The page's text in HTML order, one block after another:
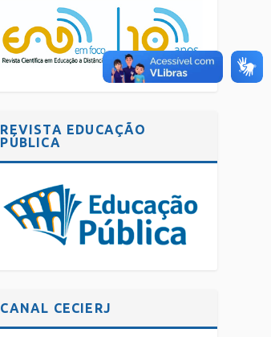
REVISTA EDUCAÇÃO
PÚBLICA
CANAL CECIERJ